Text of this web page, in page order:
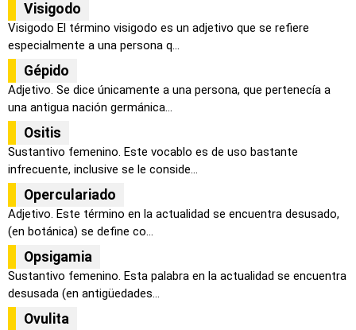
Visigodo
Visigodo El término visigodo es un adjetivo que se refiere
especialmente a una persona q...
Gépido
Adjetivo. Se dice únicamente a una persona, que pertenecía a
una antigua nación germánica...
Ositis
Sustantivo femenino. Este vocablo es de uso bastante
infrecuente, inclusive se le conside...
Operculariado
Adjetivo. Este término en la actualidad se encuentra desusado,
(en botánica) se define co...
Opsigamia
Sustantivo femenino. Esta palabra en la actualidad se encuentra
desusada (en antigüedades...
Ovulita